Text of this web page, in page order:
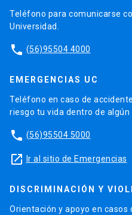
Teléfono para comunicarse
Universidad.
phone (56)95504 4000
EMERGENCIAS UC
Teléfono en caso de
riesgo tu vida dentro de algún
phone (56)95504 5000
launch Ir al sitio de Emergencias
DISCRIMINACIÓN Y
Orientación y apoyo en